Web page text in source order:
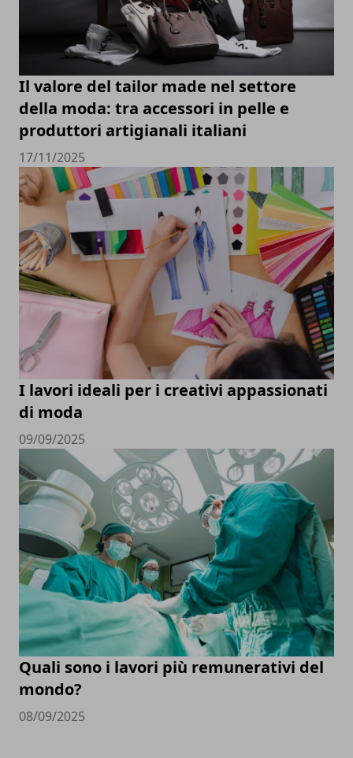
Il valore del tailor made nel settore
della moda: tra accessori in pelle e
produttori artigianali italiani
17/11/2025
I lavori ideali per i creativi appassionati
di moda
09/09/2025
Quali sono i lavori più remunerativi del
mondo?
08/09/2025